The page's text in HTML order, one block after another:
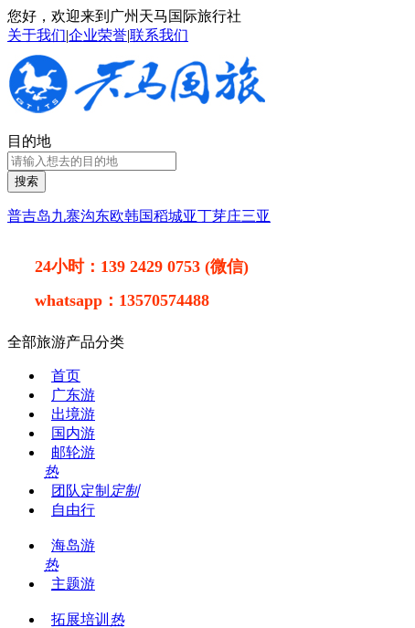
您好，欢迎来到广州天马国际旅行社
关于我们|企业荣誉|联系我们
目的地
搜索
普吉岛九寨沟东欧韩国稻城亚丁芽庄三亚
24小时： 139 2429 0753 (微信)
whatsapp： 13570574488
全部旅游产品分类
首页
广东游
出境游
国内游
邮轮游
热
团队定制 定制
自由行
海岛游
热
主题游
拓展培训 热